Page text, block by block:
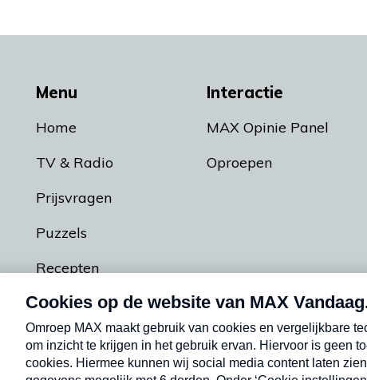
Menu
Home
TV & Radio
Prijsvragen
Puzzels
Recepten
Podcasts
Interactie
MAX Opinie Panel
Oproepen